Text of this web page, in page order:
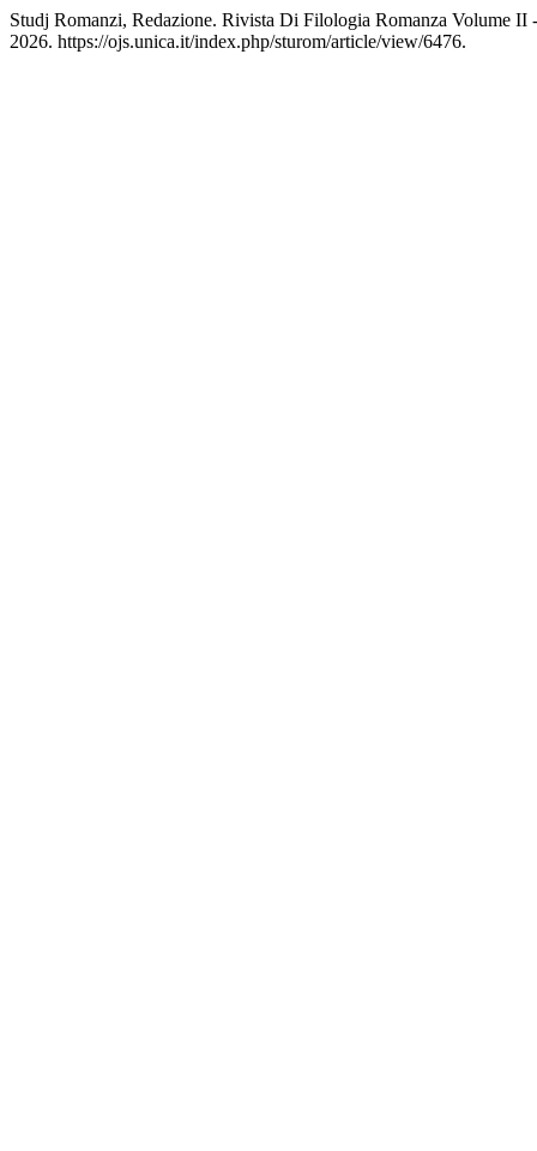
Studj Romanzi, Redazione. Rivista Di Filologia Romanza Volume
2026. https://ojs.unica.it/index.php/sturom/article/view/6476.